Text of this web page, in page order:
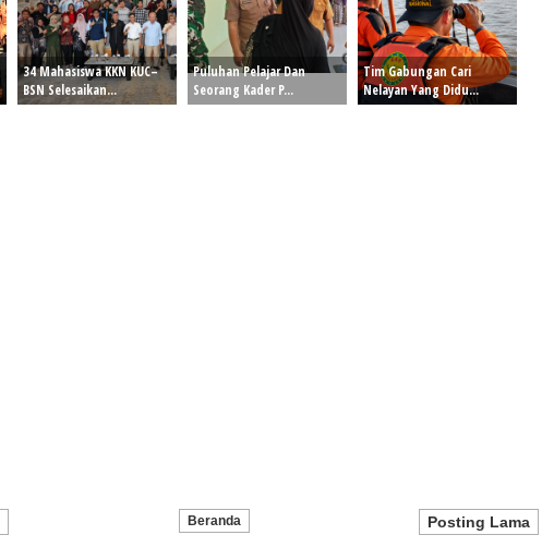
34 Mahasiswa KKN KUC–
BSN Selesaikan...
Puluhan Pelajar Dan
Seorang Kader P...
Tim Gabungan Cari
Nelayan Yang Didu...
Posting Lama
Beranda